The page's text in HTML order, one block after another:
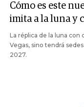
Cómo es este
imita a la luna y
La réplica de la luna con
Vegas, sino tendrá
2027.